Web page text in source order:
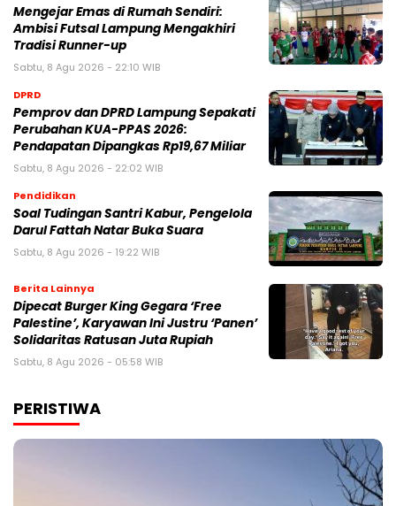
Mengejar Emas di Rumah Sendiri:
Ambisi Futsal Lampung Mengakhiri
Tradisi Runner-up
Sabtu, 8 Agu 2026 - 22:10 WIB
DPRD
Pemprov dan DPRD Lampung Sepakati
Perubahan KUA-PPAS 2026:
Pendapatan Dipangkas Rp19,67 Miliar
Sabtu, 8 Agu 2026 - 22:02 WIB
Pendidikan
Soal Tudingan Santri Kabur, Pengelola
Darul Fattah Natar Buka Suara
Sabtu, 8 Agu 2026 - 19:22 WIB
Berita Lainnya
Dipecat Burger King Gegara ‘Free
Palestine’, Karyawan Ini Justru ‘Panen’
Solidaritas Ratusan Juta Rupiah
Sabtu, 8 Agu 2026 - 05:58 WIB
PERISTIWA